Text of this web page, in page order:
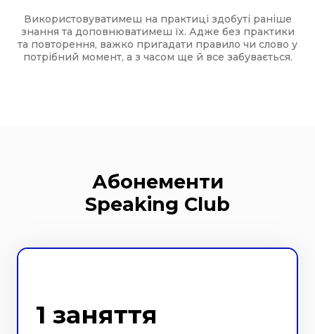
Використовуватимеш на практиці здобуті раніше
знання та доповнюватимеш їх. Адже без практики
та повторення, важко пригадати правило чи слово у
потрібний момент, а з часом ще й все забувається.
Абонементи
Speaking Club
1 заняття